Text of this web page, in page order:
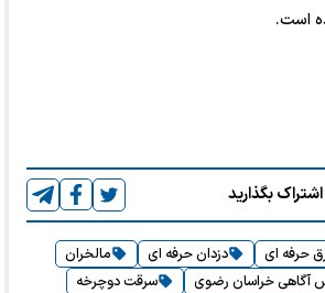
است.
بگذارید
حرفه ای دزدان حرفه ای
مالخران
آگاهی خراسان رضوی
سرقت دوچرخه